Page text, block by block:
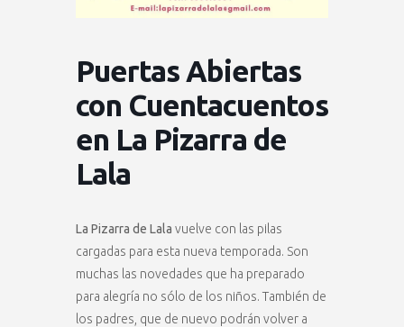
Puertas Abiertas
con Cuentacuentos
en La Pizarra de
Lala
La Pizarra de Lala vuelve con las pilas
cargadas para esta nueva temporada. Son
muchas las novedades que ha preparado
para alegría no sólo de los niños. También de
los padres, que de nuevo podrán volver a